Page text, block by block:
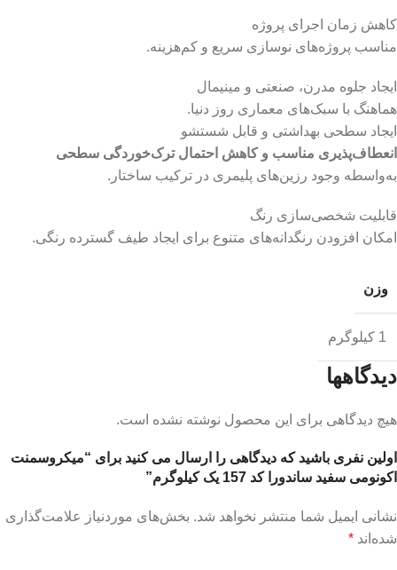
کاهش زمان اجرای پروژه
مناسب پروژه‌های نوسازی سریع و کم‌هزینه.
ایجاد جلوه مدرن، صنعتی و مینیمال
هماهنگ با سبک‌های معماری روز دنیا.
ایجاد سطحی بهداشتی و قابل شستشو
انعطاف‌پذیری مناسب و کاهش احتمال ترک‌خوردگی سطحی
به‌واسطه وجود رزین‌های پلیمری در ترکیب ساختار.
قابلیت شخصی‌سازی رنگ
امکان افزودن رنگدانه‌های متنوع برای ایجاد طیف گسترده رنگی.
وزن
1 کیلوگرم
دیدگاهها
هیچ دیدگاهی برای این محصول نوشته نشده است.
اولین نفری باشید که دیدگاهی را ارسال می کنید برای “میکروسمنت
اکونومی سفید ساندورا کد 157 یک کیلوگرم”
نشانی ایمیل شما منتشر نخواهد شد. بخش‌های موردنیاز علامت‌گذاری
شده‌اند *